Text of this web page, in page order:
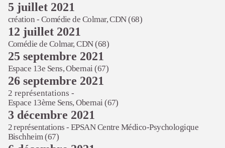
5 juillet 2021
création - Comédie de Colmar, CDN (68)
12 juillet 2021
Comédie de Colmar, CDN (68)
25 septembre 2021
Espace 13e Sens, Obernai (67)
26 septembre 2021
2 représentations -
Espace 13ème Sens, Obernai (67)
3 décembre 2021
2 représentations - EPSAN Centre Médico-Psychologique
Bischheim (67)